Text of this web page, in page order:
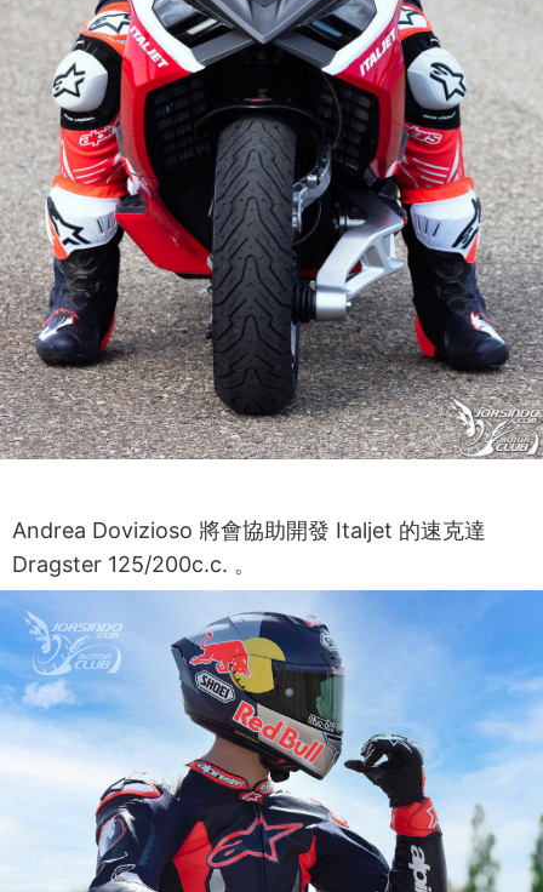
Andrea Dovizioso 將會協助開發 Italjet 的速克達
Dragster 125/200c.c. 。